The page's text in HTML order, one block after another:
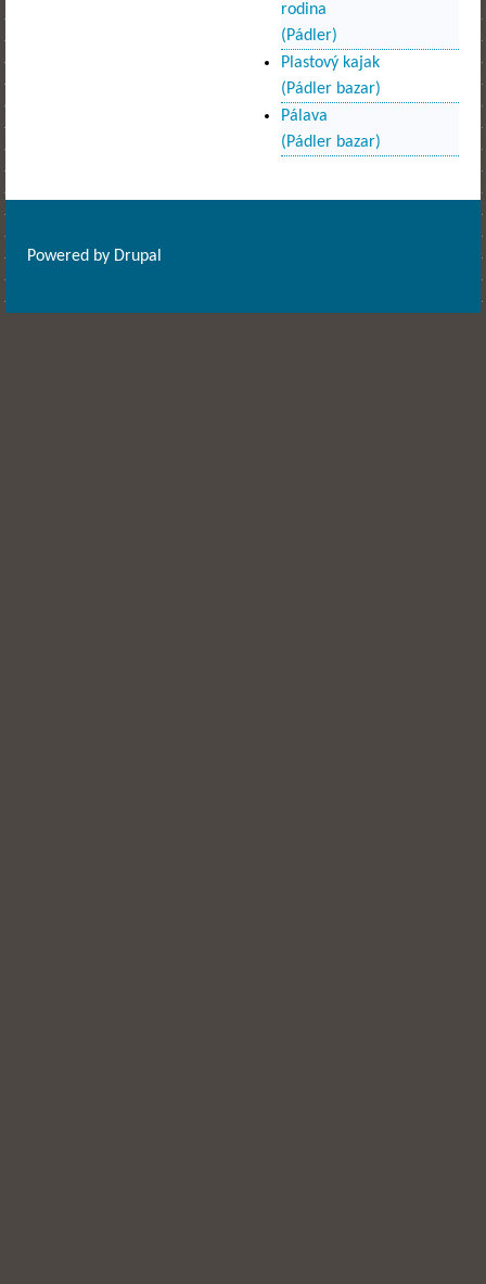
rodina
(Pádler)
Plastový kajak
(Pádler bazar)
Pálava
(Pádler bazar)
Powered by Drupal